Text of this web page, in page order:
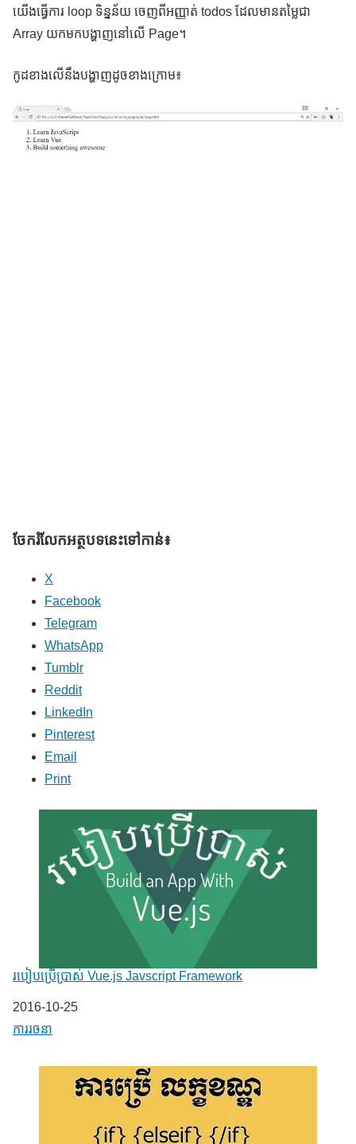
យើងធ្វើការ loop ទិន្នន័យ ចេញពីអញ្ញាត់ todos ដែលមានតម្លៃជា
Array យកមកបង្ហាញនៅលើ Page។
កូដខាងលើនឹងបង្ហាញដូចខាងក្រោម៖
ចែករំលែក​អត្ថបទនេះទៅកាន់៖
X
Facebook
Telegram
WhatsApp
Tumblr
Reddit
LinkedIn
Pinterest
Email
Print
របៀបប្រើប្រាស់ Vue.js Javscript Framework
Date
2016-10-25
In relation to
ការរចនា